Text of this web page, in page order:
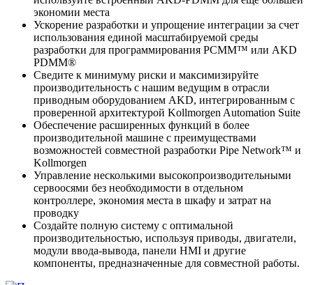
экономии места
Ускорение разработки и упрощение интеграции за счет
использования единой масштабируемой среды
разработки для программирования PCMM™ или AKD
PDMM®
Сведите к минимуму риски и максимизируйте
производительность с нашим ведущим в отрасли
приводным оборудованием AKD, интегрированным с
проверенной архитектурой Kollmorgen Automation Suite
Обеспечение расширенных функций в более
производительной машине с преимуществами
возможностей совместной разработки Pipe Network™ и
Kollmorgen
Управление несколькими высокопроизводительными
сервоосями без необходимости в отдельном
контроллере, экономия места в шкафу и затрат на
проводку
Создайте полную систему с оптимальной
производительностью, используя приводы, двигатели,
модули ввода-вывода, панели HMI и другие
компоненты, предназначенные для совместной работы.